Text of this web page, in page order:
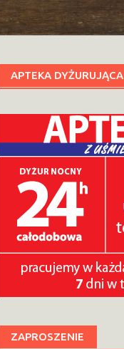
APTEKA DYŻURUJĄCA
ZAPROSZENIE